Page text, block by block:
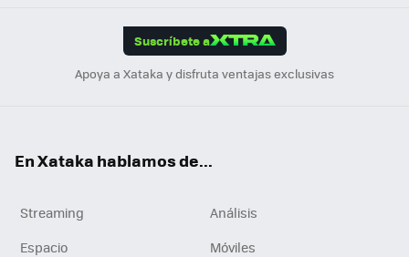
Suscríbete a
Apoya a Xataka y disfruta ventajas exclusivas
En Xataka hablamos de...
Streaming
Análisis
Espacio
Móviles